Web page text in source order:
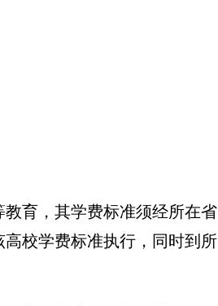
育，其学费标准须经所在省
校学费标准执行，同时到所